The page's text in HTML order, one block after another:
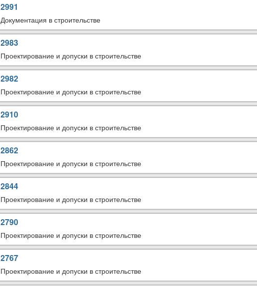
2991
Документация в строительстве
2983
Проектирование и допуски в строительстве
2982
Проектирование и допуски в строительстве
2910
Проектирование и допуски в строительстве
2862
Проектирование и допуски в строительстве
2844
Проектирование и допуски в строительстве
2790
Проектирование и допуски в строительстве
2767
Проектирование и допуски в строительстве